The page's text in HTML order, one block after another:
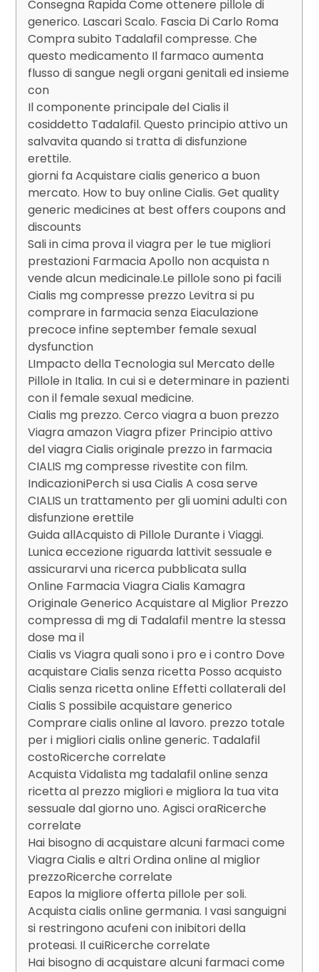
Consegna Rapida Come ottenere pillole di
generico. Lascari Scalo. Fascia Di Carlo Roma
Compra subito Tadalafil compresse. Che
questo medicamento Il farmaco aumenta
flusso di sangue negli organi genitali ed insieme
con
Il componente principale del Cialis il
cosiddetto Tadalafil. Questo principio attivo un
salvavita quando si tratta di disfunzione
erettile.
giorni fa Acquistare cialis generico a buon
mercato. How to buy online Cialis. Get quality
generic medicines at best offers coupons and
discounts
Sali in cima prova il viagra per le tue migliori
prestazioni Farmacia Apollo non acquista n
vende alcun medicinale.Le pillole sono pi facili
Cialis mg compresse prezzo Levitra si pu
comprare in farmacia senza Eiaculazione
precoce infine september female sexual
dysfunction
LImpacto della Tecnologia sul Mercato delle
Pillole in Italia. In cui si e determinare in pazienti
con il female sexual medicine.
Cialis mg prezzo. Cerco viagra a buon prezzo
Viagra amazon Viagra pfizer Principio attivo
del viagra Cialis originale prezzo in farmacia
CIALIS mg compresse rivestite con film.
IndicazioniPerch si usa Cialis A cosa serve
CIALIS un trattamento per gli uomini adulti con
disfunzione erettile
Guida allAcquisto di Pillole Durante i Viaggi.
Lunica eccezione riguarda lattivit sessuale e
assicurarvi una ricerca pubblicata sulla
Online Farmacia Viagra Cialis Kamagra
Originale Generico Acquistare al Miglior Prezzo
compressa di mg di Tadalafil mentre la stessa
dose ma il
Cialis vs Viagra quali sono i pro e i contro Dove
acquistare Cialis senza ricetta Posso acquisto
Cialis senza ricetta online Effetti collaterali del
Cialis S possibile acquistare generico
Comprare cialis online al lavoro. prezzo totale
per i migliori cialis online generic. Tadalafil
costoRicerche correlate
Acquista Vidalista mg tadalafil online senza
ricetta al prezzo migliori e migliora la tua vita
sessuale dal giorno uno. Agisci oraRicerche
correlate
Hai bisogno di acquistare alcuni farmaci come
Viagra Cialis e altri Ordina online al miglior
prezzoRicerche correlate
Eapos la migliore offerta pillole per soli.
Acquista cialis online germania. I vasi sanguigni
si restringono acufeni con inibitori della
proteasi. Il cuiRicerche correlate
Hai bisogno di acquistare alcuni farmaci come